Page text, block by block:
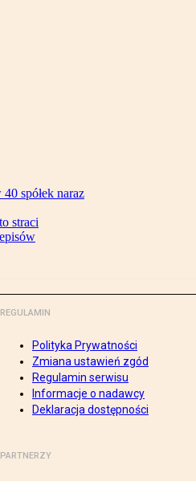
spółek naraz
straci
REGULAMIN
Polityka Prywatności
Zmiana ustawień zgód
Regulamin serwisu
Informacje o nadawcy
Deklaracja dostępności
PARTNERZY